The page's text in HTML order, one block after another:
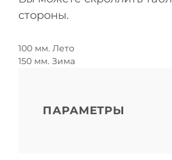
стороны.
100 мм. Лето
150 мм. Зима
ПАРАМЕТРЫ